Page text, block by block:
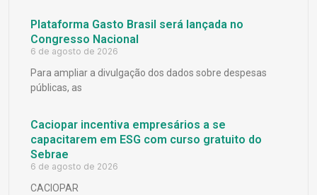
Plataforma Gasto Brasil será lançada no
Congresso Nacional
6 de agosto de 2026
Para ampliar a divulgação dos dados sobre despesas
públicas, as
Caciopar incentiva empresários a se
capacitarem em ESG com curso gratuito do
Sebrae
6 de agosto de 2026
CACIOPAR